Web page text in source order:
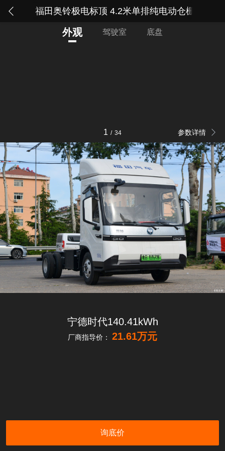
回 福田奥铃极电标顶 4.2米单排纯电动仓栅式轻
外观 驾驶室 底盘
1 / 34 参数详情
宁德时代140.41kWh
厂商指导价： 21.61万元
询底价